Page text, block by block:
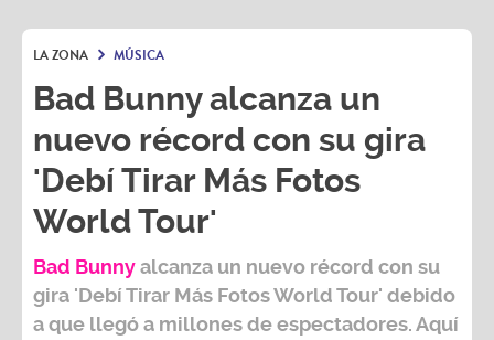
LA ZONA MÚSICA
Bad Bunny alcanza un
nuevo récord con su gira
'Debí Tirar Más Fotos
World Tour'
Bad Bunnyalcanza un nuevo récord con su
gira 'Debí Tirar Más Fotos World Tour' debido
a que llegó a millones de espectadores. Aquí